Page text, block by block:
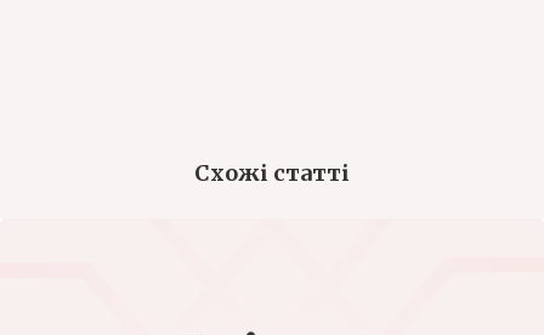
Схожі статті